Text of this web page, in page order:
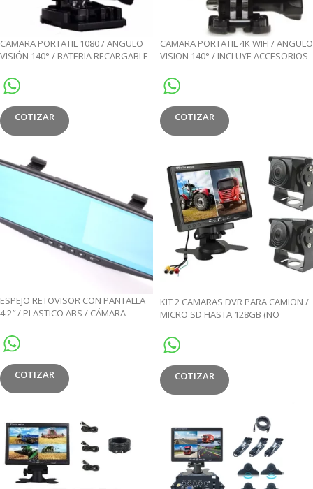
CAMARA PORTATIL 1080 / ANGULO
VISIÓN 140° / BATERIA RECARGABLE
SOPORTA MICRO SD 32GB
COTIZAR
CAMARA PORTATIL 4K WIFI / ANGULO
VISION 140° / INCLUYE ACCESORIOS
RECARGABLE 900MAH HASTA 90-120
MINUTOS / PANTALLA LCD 2″/
SOPORTA MICRO SD 64GB
COTIZAR
ESPEJO RETOVISOR CON PANTALLA
4.2″ / PLASTICO ABS / CÁMARA
COTIZAR
KIT 2 CAMARAS DVR PARA CAMION /
MICRO SD HASTA 128GB (NO
COTIZAR